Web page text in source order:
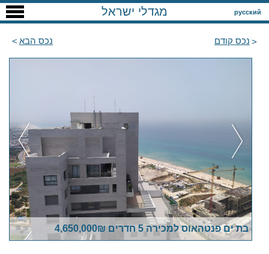
русский מגדלי ישראל
נכס קודם נכס הבא
בת ים פנטהאוס למכירה 5 חדרים 4,650,000₪